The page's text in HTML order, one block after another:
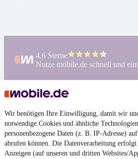
Wir benötigen Ihre Einwilligung, damit wir
notwendige Cookies und ähnliche
personenbezogene Daten (z. B. IP-Adresse)
abrufen können. Die Datenverarbeitung
Anzeigen (auf unseren und dritten Websites/
4.6 Sterne
Nutze mobile.de schnell und
AGB
Vertrag widerrufen
Datenschutz